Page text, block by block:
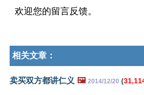
欢迎您的留言反馈。
相关文章：
卖买双方都讲仁义 🖼️ 2014/12/20 (